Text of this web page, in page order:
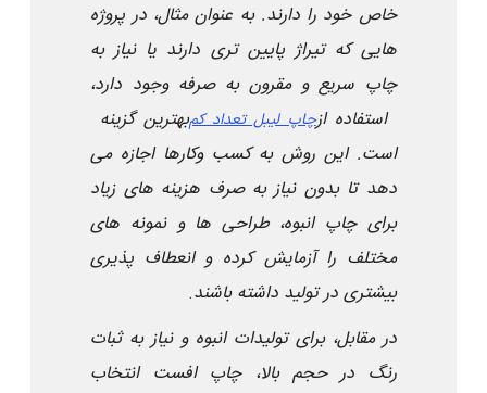
خاص خود را دارند. به عنوان مثال، در پروژه
هایی که تیراژ پایین تری دارند یا نیاز به
چاپ سریع و مقرون به صرفه وجود دارد،
استفاده از
چاپ لیبل تعداد کم
است. این روش به کسب وکارها اجازه می
دهد تا بدون نیاز به صرف هزینه های زیاد
برای چاپ انبوه، طراحی ها و نمونه های
مختلف را آزمایش کرده و انعطاف پذیری
بیشتری در تولید داشته باشند.
در مقابل، برای تولیدات انبوه و نیاز به ثبات
رنگ در حجم بالا، چاپ افست انتخاب